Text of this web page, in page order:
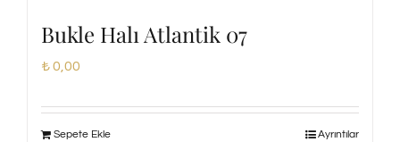
Bukle Halı Atlantik 07
₺0,00
Sepete Ekle Ayrıntılar